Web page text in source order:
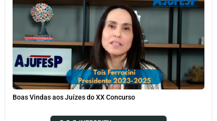
Boas Vindas aos Juízes do XX Concurso